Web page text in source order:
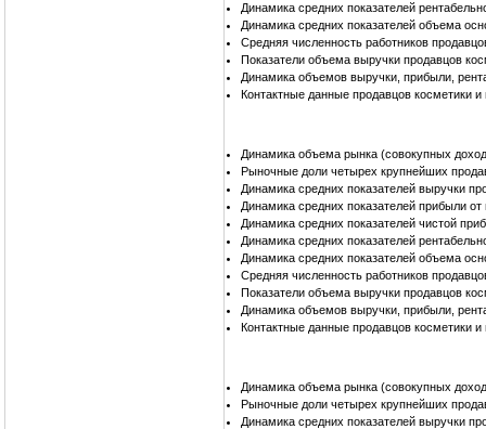
Динамика средних показателей
Динамика средних показателей объема
Средняя численность работников
Показатели объема выручки продавцов
Динамика объемов выручки, прибыли,
Контактные данные продавцов косметики
Динамика объема рынка (совокупных
Рыночные доли четырех крупнейших
Динамика средних показателей выручки
Динамика средних показателей прибыли
Динамика средних показателей чистой
Динамика средних показателей
Динамика средних показателей объема
Средняя численность работников
Показатели объема выручки продавцов
Динамика объемов выручки, прибыли,
Контактные данные продавцов косметики
Динамика объема рынка (совокупных
Рыночные доли четырех крупнейших
Динамика средних показателей выручки